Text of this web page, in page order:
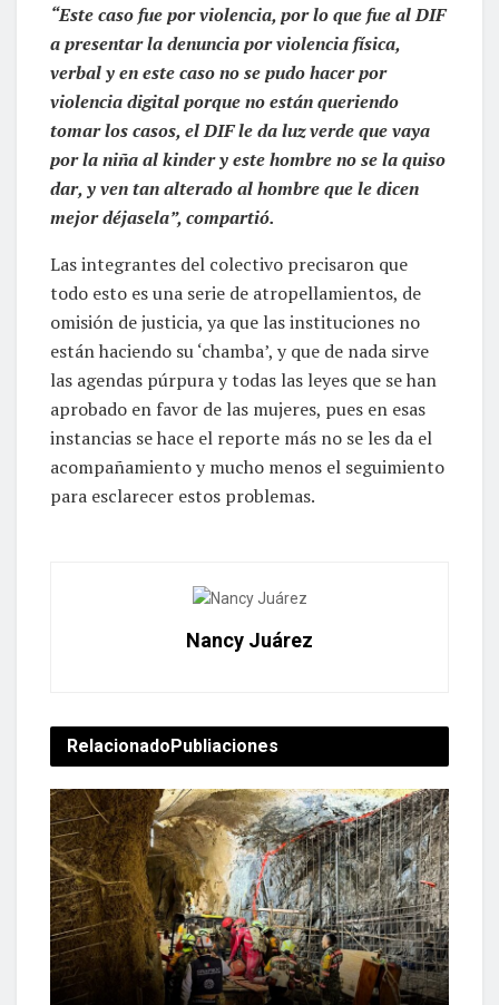
“Este caso fue por violencia, por lo que fue al DIF
a presentar la denuncia por violencia física,
verbal y en este caso no se pudo hacer por
violencia digital porque no están queriendo
tomar los casos, el DIF le da luz verde que vaya
por la niña al kinder y este hombre no se la quiso
dar, y ven tan alterado al hombre que le dicen
mejor déjasela”, compartió.
Las integrantes del colectivo precisaron que
todo esto es una serie de atropellamientos, de
omisión de justicia, ya que las instituciones no
están haciendo su ‘chamba’, y que de nada sirve
las agendas púrpura y todas las leyes que se han
aprobado en favor de las mujeres, pues en esas
instancias se hace el reporte más no se les da el
acompañamiento y mucho menos el seguimiento
para esclarecer estos problemas.
Nancy Juárez
RelacionadoPubliaciones